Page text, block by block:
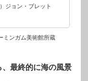
ジョン・ブレット
ミンガム美術館所蔵
最終的に海の風景